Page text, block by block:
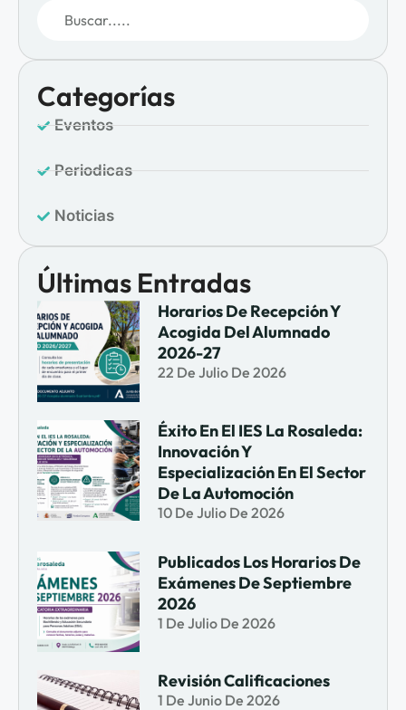
Categorías
Eventos
Periodicas
Noticias
Últimas Entradas
Horarios De Recepción Y
Acogida Del Alumnado
2026-27
22 De Julio De 2026
Éxito En El IES La Rosaleda:
Innovación Y
Especialización En El Sector
De La Automoción
10 De Julio De 2026
Publicados Los Horarios De
Exámenes De Septiembre
2026
1 De Julio De 2026
Revisión Calificaciones
1 De Junio De 2026